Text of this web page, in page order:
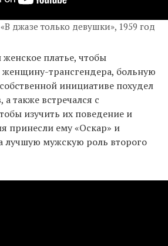
джазе только девушки», 1959 год
платье, чтобы
женщину-трансгендера, больную
инициативе похудел
также встречался с
изучить их поведение и
принесли ему «Оскар» и
лучшую мужскую роль второго